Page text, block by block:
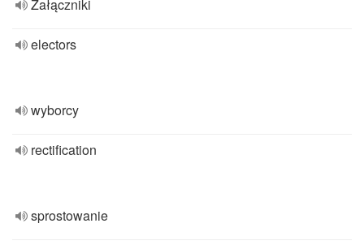
Załączniki
electors
wyborcy
rectification
sprostowanie